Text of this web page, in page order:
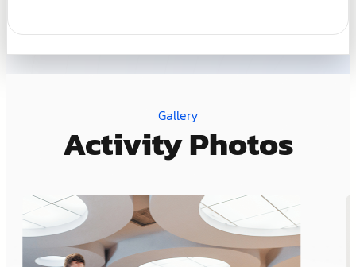
recently with desktop publishing software like
Aldus PageMaker including versions of Lorem
Ipsum.
Gallery
Activity Photos